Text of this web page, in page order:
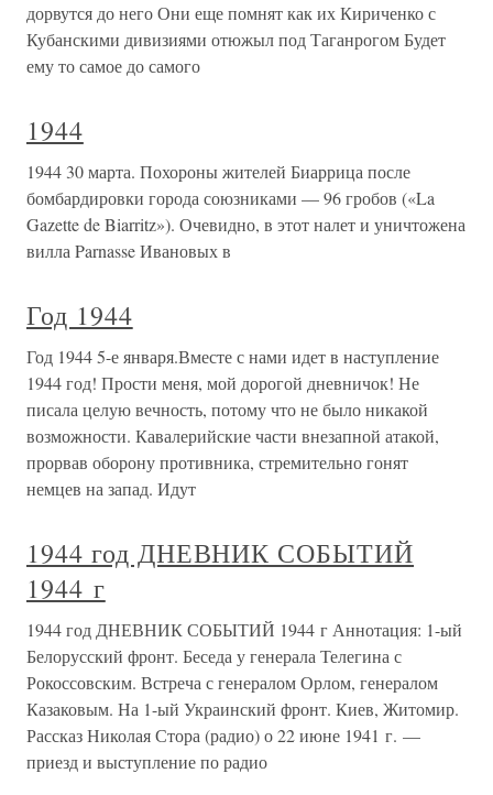
дорвутся до него Они еще помнят как их Кириченко с
Кубанскими дивизиями отюжыл под Таганрогом Будет
ему то самое до самого
1944
1944 30 марта. Похороны жителей Биаррица после
бомбардировки города союзниками — 96 гробов («La
Gazette de Biarritz»). Очевидно, в этот налет и уничтожена
вилла Parnasse Ивановых в
Год 1944
Год 1944 5-е января.Вместе с нами идет в наступление
1944 год! Прости меня, мой дорогой дневничок! Не
писала целую вечность, потому что не было никакой
возможности. Кавалерийские части внезапной атакой,
прорвав оборону противника, стремительно гонят
немцев на запад. Идут
1944 год ДНЕВНИК СОБЫТИЙ
1944 г
1944 год ДНЕВНИК СОБЫТИЙ 1944 г Аннотация: 1-ый
Белорусский фронт. Беседа у генерала Телегина с
Рокоссовским. Встреча с генералом Орлом, генералом
Казаковым. На 1-ый Украинский фронт. Киев, Житомир.
Рассказ Николая Стора (радио) о 22 июне 1941 г. —
приезд и выступление по радио